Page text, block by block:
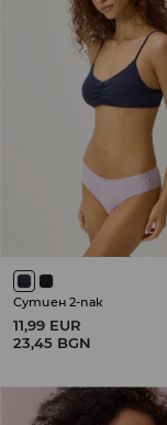
Сутиен 2-пак
11,99 EUR
23,45 BGN